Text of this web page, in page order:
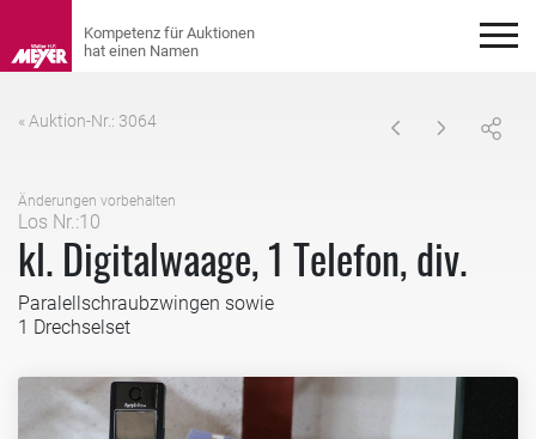
« Auktion-Nr.: 3064
Änderungen vorbehalten
Los Nr.:10
kl. Digitalwaage, 1 Telefon, div.
Paralellschraubzwingen sowie
1 Drechselset